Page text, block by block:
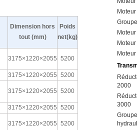
Dimension hors
tout (mm)
Poids
net(kg)
3175×1220×2055 5200
3175×1220×2055 5200
3175×1220×2055 5200
3175×1220×2055 5200
3175×1220×2055 5200
2000
3000